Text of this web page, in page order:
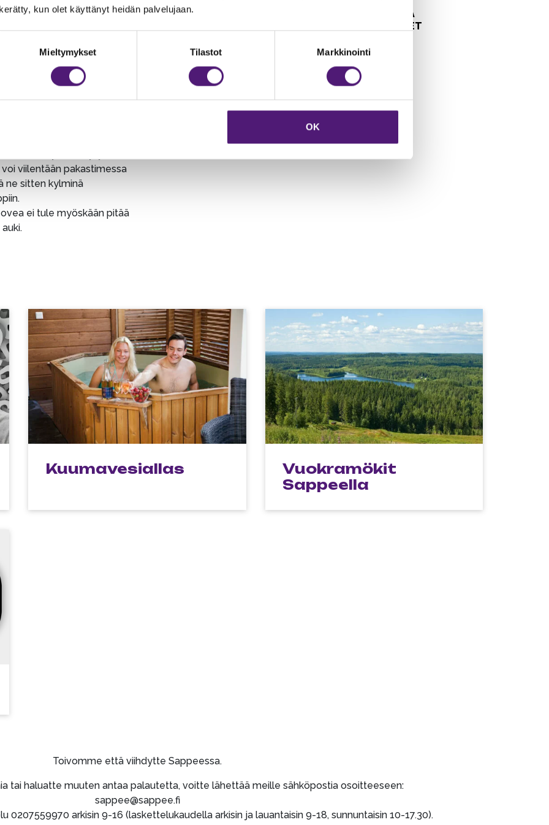
kun olet käyttänyt heidän palvelujaan.
Mieltymykset Tilastot Markkinointi
OK
jääkaappi on tyhjä ja mikäli
ruokaa, ei jääkaapin
pysy optimaalisena
lämpiää. Viileneminen
viilentään pakastimessa
ne sitten kylminä
ei tule myöskään pitää
PYSÄKÖINTI JA
LATAUSPISTEET
Kuumavesiallas
Vuokramökit
Sappeella
Toivomme että viihdytte Sappeessa.
tai haluatte muuten antaa palautetta, voitte lähettää meille sähköpostia osoitteeseen:
sappee@sappee.fi
0207559970 arkisin 9-16 (laskettelukaudella arkisin ja lauantaisin 9-18, sunnuntaisin 10-17.30).